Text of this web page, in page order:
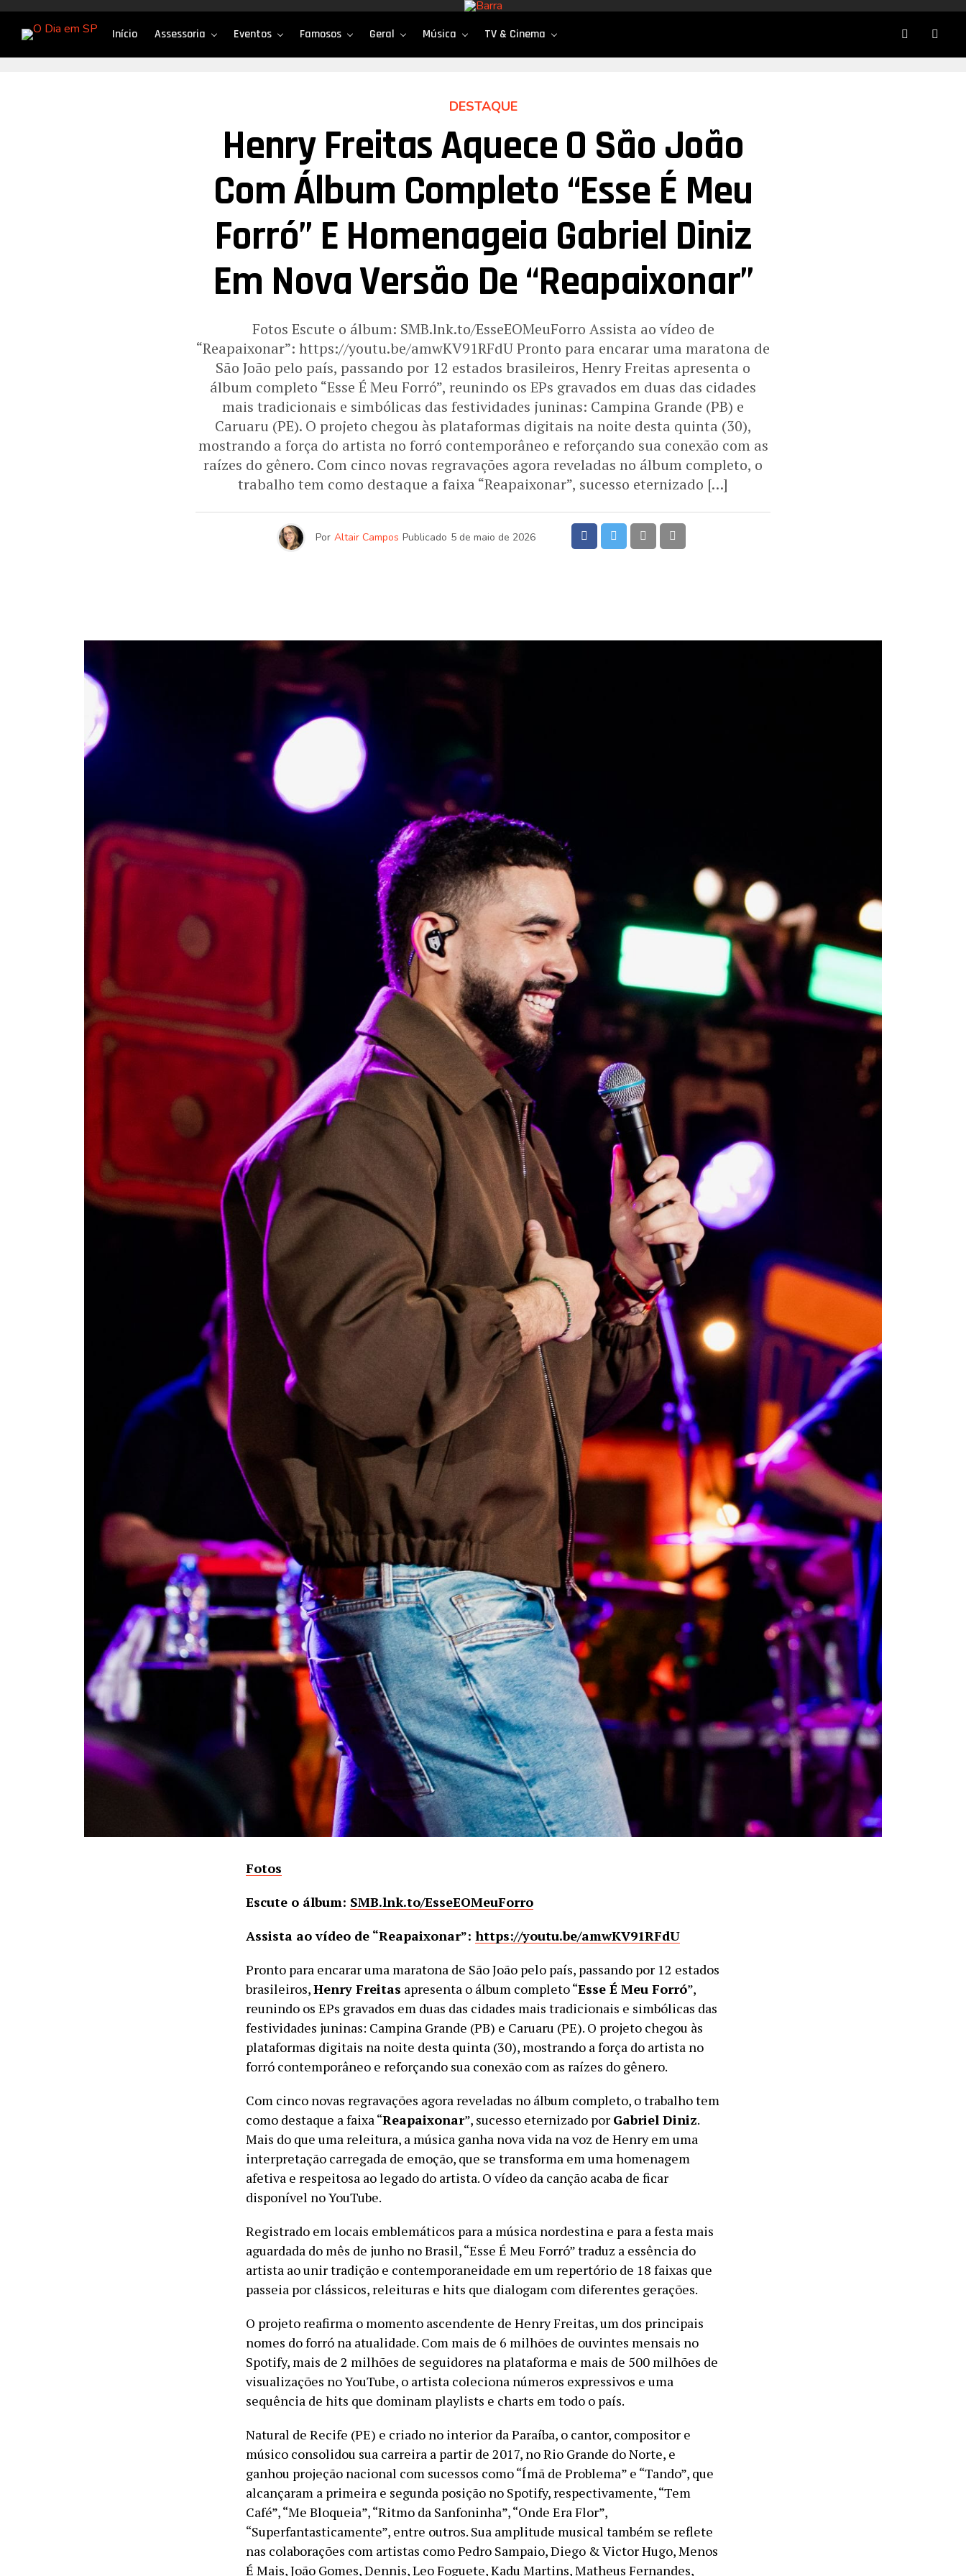
Início Assessoria Eventos Famosos Geral Música TV & Cinema
DESTAQUE
Henry Freitas Aquece O São João
Com Álbum Completo “Esse É Meu
Forró” E Homenageia Gabriel Diniz
Em Nova Versão De “Reapaixonar”
Fotos Escute o álbum: SMB.lnk.to/EsseEOMeuForro Assista ao vídeo de
“Reapaixonar”: https://youtu.be/amwKV91RFdU Pronto para encarar uma maratona de
São João pelo país, passando por 12 estados brasileiros, Henry Freitas apresenta o
álbum completo “Esse É Meu Forró”, reunindo os EPs gravados em duas das cidades
mais tradicionais e simbólicas das festividades juninas: Campina Grande (PB) e
Caruaru (PE). O projeto chegou às plataformas digitais na noite desta quinta (30),
mostrando a força do artista no forró contemporâneo e reforçando sua conexão com as
raízes do gênero. Com cinco novas regravações agora reveladas no álbum completo, o
trabalho tem como destaque a faixa “Reapaixonar”, sucesso eternizado […]
Por Altair Campos Publicado 5 de maio de 2026
Fotos
Escute o álbum: SMB.lnk.to/EsseEOMeuForro
Assista ao vídeo de “Reapaixonar”: https://youtu.be/amwKV91RFdU
Pronto para encarar uma maratona de São João pelo país, passando por 12 estados
brasileiros,Henry Freitas apresenta o álbum completo “Esse É Meu Forró”,
reunindo os EPs gravados em duas das cidades mais tradicionais e simbólicas das
festividades juninas: Campina Grande (PB) e Caruaru (PE). O projeto chegou às
plataformas digitais na noite desta quinta (30), mostrando a força do artista no
forró contemporâneo e reforçando sua conexão com as raízes do gênero.
Com cinco novas regravações agora reveladas no álbum completo, o trabalho tem
como destaque a faixa “Reapaixonar”, sucesso eternizado por Gabriel Diniz.
Mais do que uma releitura, a música ganha nova vida na voz de Henry em uma
interpretação carregada de emoção, que se transforma em uma homenagem
afetiva e respeitosa ao legado do artista. O vídeo da canção acaba de ficar
disponível no YouTube.
Registrado em locais emblemáticos para a música nordestina e para a festa mais
aguardada do mês de junho no Brasil, “Esse É Meu Forró” traduz a essência do
artista ao unir tradição e contemporaneidade em um repertório de 18 faixas que
passeia por clássicos, releituras e hits que dialogam com diferentes gerações.
O projeto reafirma o momento ascendente de Henry Freitas, um dos principais
nomes do forró na atualidade. Com mais de 6 milhões de ouvintes mensais no
Spotify, mais de 2 milhões de seguidores na plataforma e mais de 500 milhões de
visualizações no YouTube, o artista coleciona números expressivos e uma
sequência de hits que dominam playlists e charts em todo o país.
Natural de Recife (PE) e criado no interior da Paraíba, o cantor, compositor e
músico consolidou sua carreira a partir de 2017, no Rio Grande do Norte, e
ganhou projeção nacional com sucessos como “Ímã de Problema” e “Tando”, que
alcançaram a primeira e segunda posição no Spotify, respectivamente, “Tem
Café”, “Me Bloqueia”, “Ritmo da Sanfoninha”, “Onde Era Flor”,
“Superfantasticamente”, entre outros. Sua amplitude musical também se reflete
nas colaborações com artistas como Pedro Sampaio, Diego & Victor Hugo, Menos
É Mais, João Gomes, Dennis, Leo Foguete, Kadu Martins, Matheus Fernandes,